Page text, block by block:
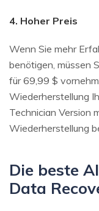
4. Hoher Preis
Wenn Sie mehr
benötigen, müssen
für 69,99 $
Wiederherstellung
Technician Version
Wiederherstellung
Die beste
Data